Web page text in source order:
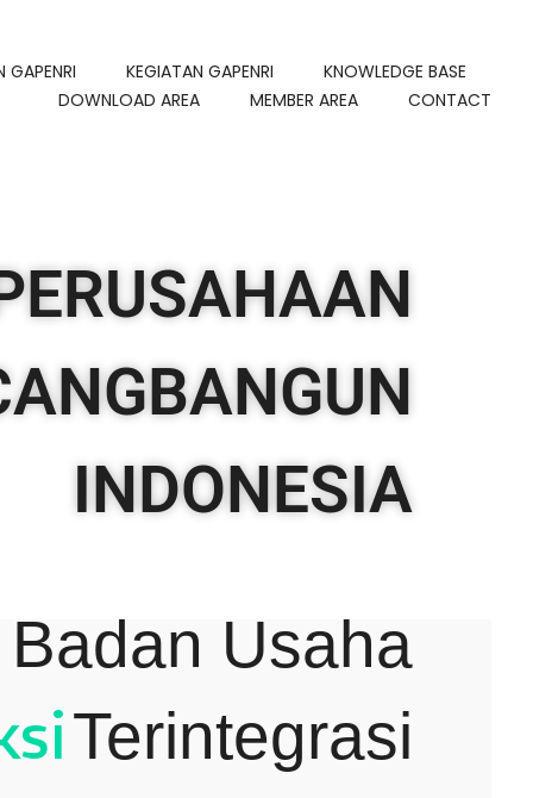
GAPENRI KEGIATAN GAPENRI
KNOWLEDGE BASE
DOWNLOAD AREA
MEMBER AREA CONTACT
INDONESIA
Usaha
Terintegrasi